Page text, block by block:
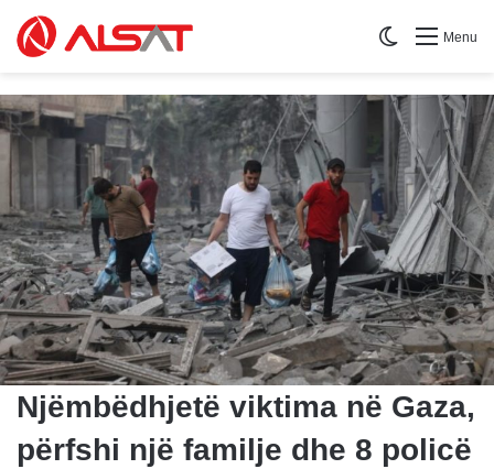
Menu
Switch skin
Njëmbëdhjetë viktima në Gaza,
përfshi një familje dhe 8 policë